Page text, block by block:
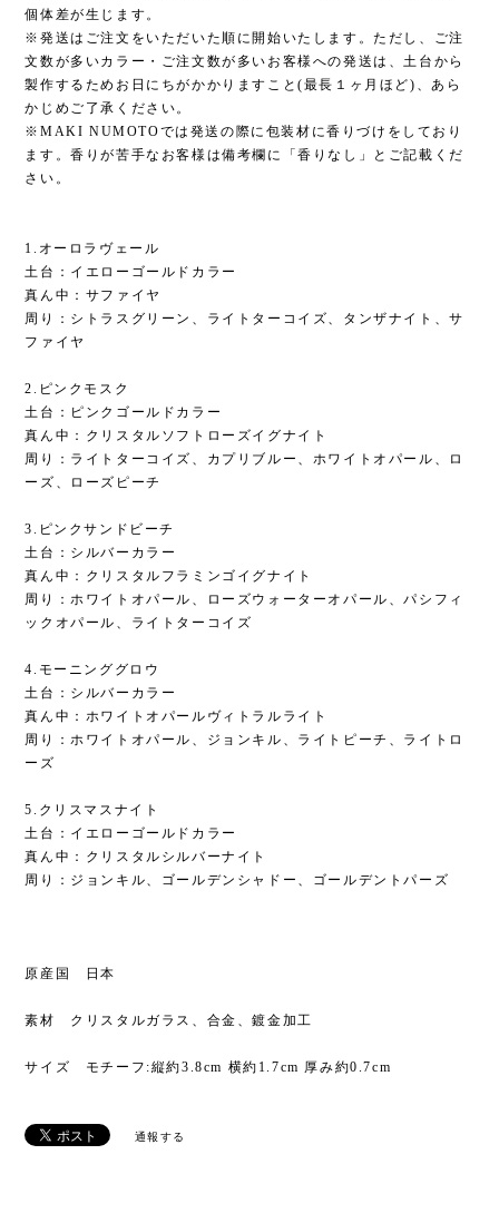
個体差が生じます。
※発送はご注文をいただいた順に開始いたします。ただし、ご注
文数が多いカラー・ご注文数が多いお客様への発送は、土台から
製作するためお日にちがかかりますこと(最長１ヶ月ほど)、あら
かじめご了承ください。
※MAKI NUMOTOでは発送の際に包装材に香りづけをしており
ます。香りが苦手なお客様は備考欄に「香りなし」とご記載くだ
さい。
1.オーロラヴェール
土台：イエローゴールドカラー
真ん中：サファイヤ
周り：シトラスグリーン、ライトターコイズ、タンザナイト、サ
ファイヤ
2.ピンクモスク
土台：ピンクゴールドカラー
真ん中：クリスタルソフトローズイグナイト
周り：ライトターコイズ、カプリブルー、ホワイトオパール、ロ
ーズ、ローズピーチ
3.ピンクサンドビーチ
土台：シルバーカラー
真ん中：クリスタルフラミンゴイグナイト
周り：ホワイトオパール、ローズウォーターオパール、パシフィ
ックオパール、ライトターコイズ
4.モーニンググロウ
土台：シルバーカラー
真ん中：ホワイトオパールヴィトラルライト
周り：ホワイトオパール、ジョンキル、ライトピーチ、ライトロ
ーズ
5.クリスマスナイト
土台：イエローゴールドカラー
真ん中：クリスタルシルバーナイト
周り：ジョンキル、ゴールデンシャドー、ゴールデントパーズ
原産国 日本
素材 クリスタルガラス、合金、鍍金加工
サイズ モチーフ:縦約3.8cm 横約1.7cm 厚み約0.7cm
通報する